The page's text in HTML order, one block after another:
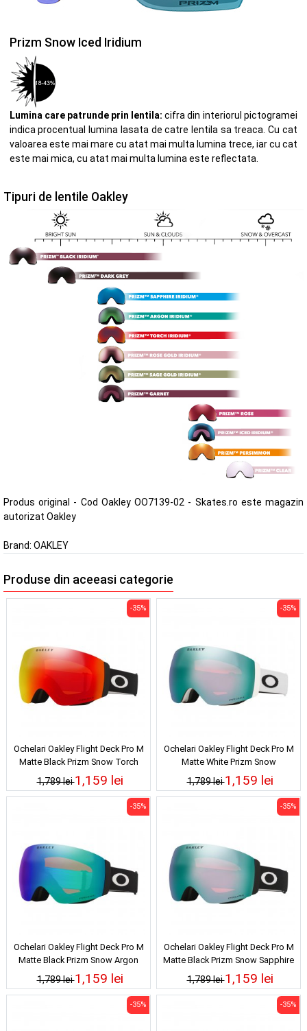
Prizm Snow Iced Iridium
Lumina care patrunde prin lentila: cifra din interiorul pictogramei
indica procentual lumina lasata de catre lentila sa treaca. Cu cat
valoarea este mai mare cu atat mai multa lumina trece, iar cu cat
este mai mica, cu atat mai multa lumina este reflectata.
Tipuri de lentile Oakley
Produs original - Cod Oakley OO7139-02 - Skates.ro este magazin
autorizat Oakley
Brand: OAKLEY
Produse din aceeasi categorie
Ochelari Oakley Flight Deck Pro M
Matte Black Prizm Snow Torch
Iridium 25/26
1,789 lei
-35%
1,159 lei
Ochelari Oakley Flight Deck Pro M
Matte White Prizm Snow
Sapphire/Iced Iridium 25/26
1,789 lei
-35%
1,159 lei
Ochelari Oakley Flight Deck Pro M
Matte Black Prizm Snow Argon
Iridium 25/26
1,789 lei
-35%
1,159 lei
Ochelari Oakley Flight Deck Pro M
Matte Black Prizm Snow Sapphire
Iridium 25/26
1,789 lei
-35%
1,159 lei
-35% -35%